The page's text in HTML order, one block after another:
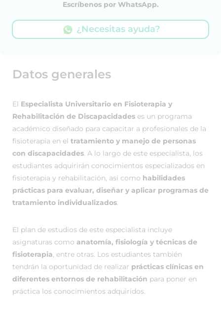
Datos generales
El Especialista Universitario en Fisioterapia y
Rehabilitación de Discapacidades es un programa
académico diseñado para capacitar a profesionales de la
fisioterapia en el tratamiento y manejo de personas
con discapacidades. A lo largo de este especialista, los
estudiantes adquirirán conocimientos especializados en
fisioterapia y rehabilitación, así como habilidades
prácticas para evaluar, diseñar y aplicar programas de
tratamiento individualizados.
El plan de estudios de este especialista incluye
asignaturas como anatomía, fisiología y técnicas de
fisioterapia, entre otras. Los estudiantes también
tendrán la oportunidad de realizar prácticas clínicas en
diferentes entornos de rehabilitación para poner en
práctica los conocimientos adquiridos.
Escríbenos por WhatsApp.
¿Necesitas ayuda?